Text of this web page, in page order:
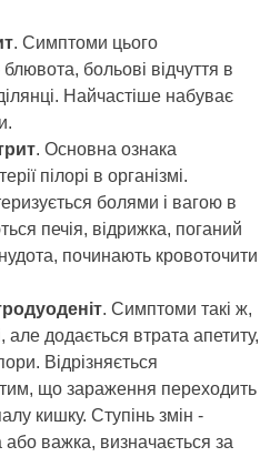
. Симптоми цього
больові відчуття в
Найчастіше набуває
. Основна ознака
пілорі в організмі.
болями і вагою в
печія, відрижка, поганий
починають кровоточити
. Симптоми такі ж,
але додається втрата апетиту,
Відрізняється
тим, що зараження переходить
кишку. Ступінь змін -
або важка, визначається за